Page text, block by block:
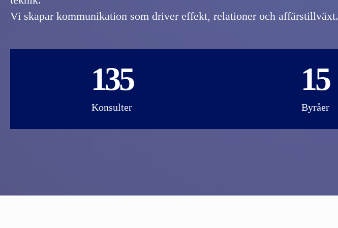
Vi skapar kommunikation som driver effekt, relationer och affärstillväxt.
135
Konsulter
15
Byråer